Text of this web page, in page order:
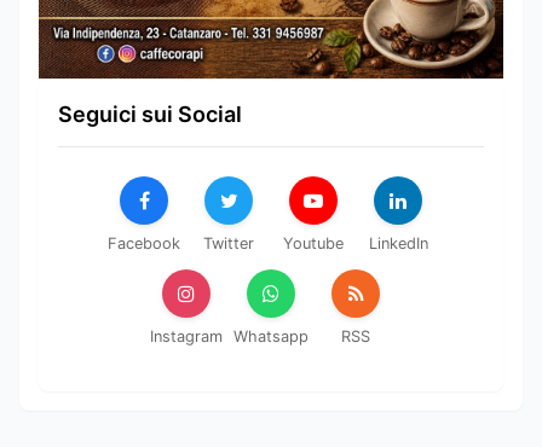
Seguici sui Social
Facebook Twitter Youtube LinkedIn
Instagram Whatsapp RSS